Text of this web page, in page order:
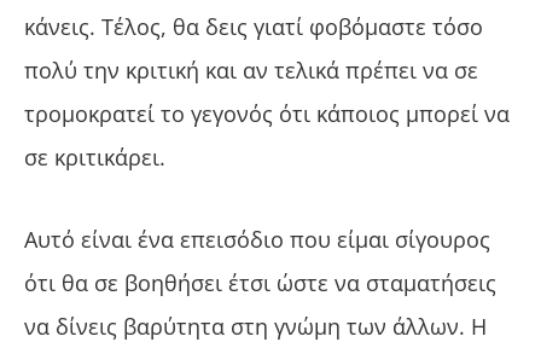
κάνεις. Τέλος, θα δεις γιατί φοβόμαστε τόσο
πολύ την κριτική και αν τελικά πρέπει να σε
τρομοκρατεί το γεγονός ότι κάποιος μπορεί να
σε κριτικάρει.
Αυτό είναι ένα επεισόδιο που είμαι σίγουρος
ότι θα σε βοηθήσει έτσι ώστε να σταματήσεις
να δίνεις βαρύτητα στη γνώμη των άλλων. Η